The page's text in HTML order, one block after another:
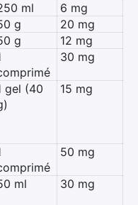
ml
6 mg
g
20 mg
g
12 mg
30 mg
gel (40
15 mg
50 mg
ml 30 mg